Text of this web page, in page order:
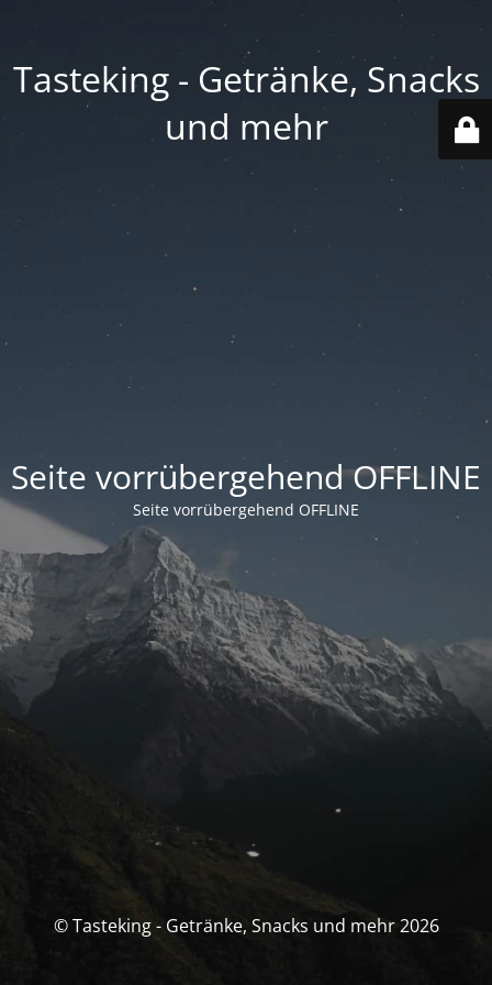
Tasteking - Getränke, Snacks
und mehr
Seite vorrübergehend OFFLINE
Seite vorrübergehend OFFLINE
© Tasteking - Getränke, Snacks und mehr 2026